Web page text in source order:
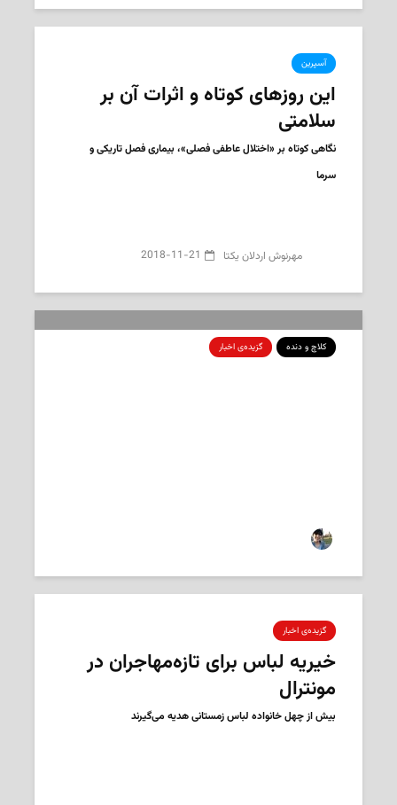
آسپرین
این روزهای کوتاه و اثرات آن بر
سلامتی
نگاهی کوتاه بر «اختلال عاطفی فصلی»، بیماری فصل تاریکی و
سرما
‌‌ مهرنوش اردلان یکتا 2018-11-21
کلاچ و دنده گزیده‌ی‌ اخبار
گزیده‌ی‌ اخبار
خیریه لباس برای تازه‌مهاجران در
مونترال
بیش از چهل خانواده لباس زمستانی هدیه می‌گیرند